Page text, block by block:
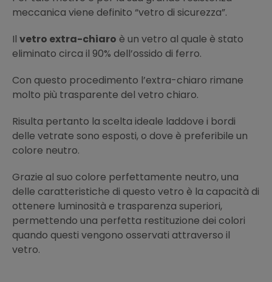
meccanica viene definito “vetro di sicurezza”.
Il vetro extra-chiaro è un vetro al quale è stato
eliminato circa il 90% dell’ossido di ferro.
Con questo procedimento l’extra-chiaro rimane
molto più trasparente del vetro chiaro.
Risulta pertanto la scelta ideale laddove i bordi
delle vetrate sono esposti, o dove è preferibile un
colore neutro.
Grazie al suo colore perfettamente neutro, una
delle caratteristiche di questo vetro è la capacità di
ottenere luminosità e trasparenza superiori,
permettendo una perfetta restituzione dei colori
quando questi vengono osservati attraverso il
vetro.